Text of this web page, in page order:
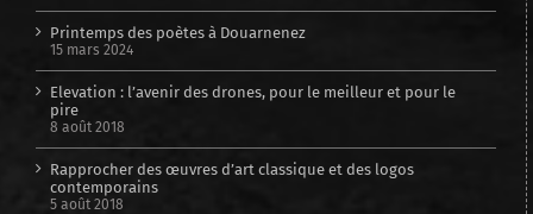
Printemps des poètes à Douarnenez
15 mars 2024
Elevation : l’avenir des drones, pour le meilleur et pour le
pire
8 août 2018
Rapprocher des œuvres d’art classique et des logos
contemporains
5 août 2018